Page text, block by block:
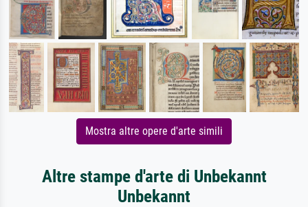
Mostra altre opere d'arte simili
Altre stampe d'arte di Unbekannt
Unbekannt